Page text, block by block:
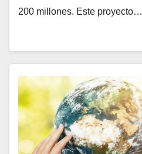
200 millones. Este proyecto…